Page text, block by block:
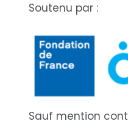
Soutenu par :
Sauf mention